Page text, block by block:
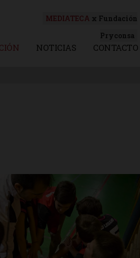
MEDIATECA x Fundación
Pryconsa
NOTICIAS CONTACTO